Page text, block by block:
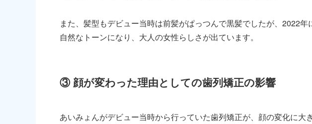
また、髪型もデビュー当時は前髪がぱっつんで黒髪でしたが、2022
自然なトーンになり、大人の女性らしさが出ています。
③ 顔が変わった理由としての歯列矯正の影響
あいみょんがデビュー当時から行っていた歯列矯正が、顔の変化に大